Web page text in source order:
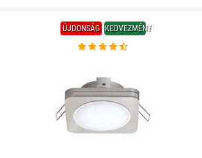
ÚJDONSÁG KEDVEZMÉNY